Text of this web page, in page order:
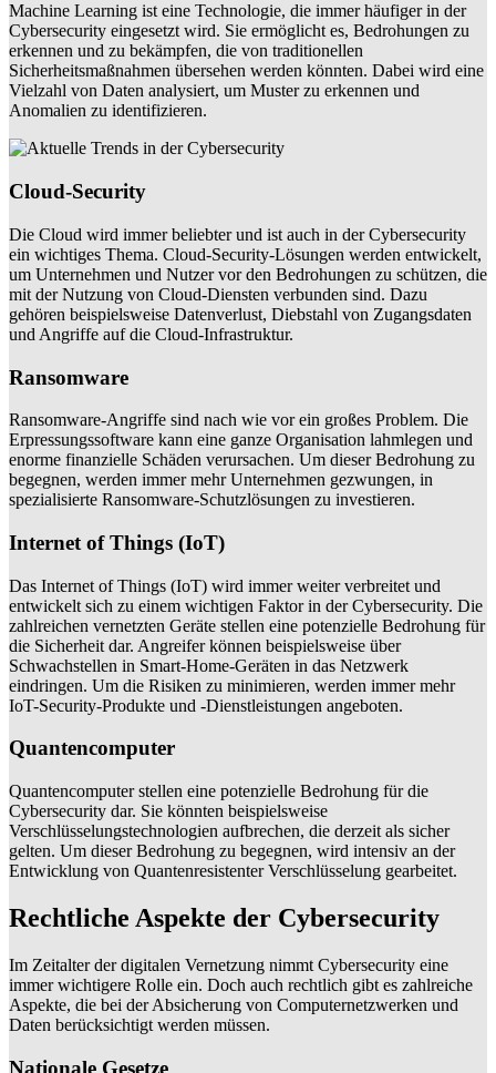
Machine Learning ist eine Technologie, die immer häufiger in der
Cybersecurity eingesetzt wird. Sie ermöglicht es, Bedrohungen zu
erkennen und zu bekämpfen, die von traditionellen
Sicherheitsmaßnahmen übersehen werden könnten. Dabei wird eine
Vielzahl von Daten analysiert, um Muster zu erkennen und
Anomalien zu identifizieren.
Cloud-Security
Die Cloud wird immer beliebter und ist auch in der Cybersecurity
ein wichtiges Thema. Cloud-Security-Lösungen werden entwickelt,
um Unternehmen und Nutzer vor den Bedrohungen zu schützen, die
mit der Nutzung von Cloud-Diensten verbunden sind. Dazu
gehören beispielsweise Datenverlust, Diebstahl von Zugangsdaten
und Angriffe auf die Cloud-Infrastruktur.
Ransomware
Ransomware-Angriffe sind nach wie vor ein großes Problem. Die
Erpressungssoftware kann eine ganze Organisation lahmlegen und
enorme finanzielle Schäden verursachen. Um dieser Bedrohung zu
begegnen, werden immer mehr Unternehmen gezwungen, in
spezialisierte Ransomware-Schutzlösungen zu investieren.
Internet of Things (IoT)
Das Internet of Things (IoT) wird immer weiter verbreitet und
entwickelt sich zu einem wichtigen Faktor in der Cybersecurity. Die
zahlreichen vernetzten Geräte stellen eine potenzielle Bedrohung für
die Sicherheit dar. Angreifer können beispielsweise über
Schwachstellen in Smart-Home-Geräten in das Netzwerk
eindringen. Um die Risiken zu minimieren, werden immer mehr
IoT-Security-Produkte und -Dienstleistungen angeboten.
Quantencomputer
Quantencomputer stellen eine potenzielle Bedrohung für die
Cybersecurity dar. Sie könnten beispielsweise
Verschlüsselungstechnologien aufbrechen, die derzeit als sicher
gelten. Um dieser Bedrohung zu begegnen, wird intensiv an der
Entwicklung von Quantenresistenter Verschlüsselung gearbeitet.
Rechtliche Aspekte der Cybersecurity
Im Zeitalter der digitalen Vernetzung nimmt Cybersecurity eine
immer wichtigere Rolle ein. Doch auch rechtlich gibt es zahlreiche
Aspekte, die bei der Absicherung von Computernetzwerken und
Daten berücksichtigt werden müssen.
Nationale Gesetze